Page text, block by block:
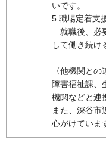
いです。
5 職場定着支
就職後、必
して働き続け
〈他機関との
障害福祉課、
機関などと連
また、深谷市
心がけていま